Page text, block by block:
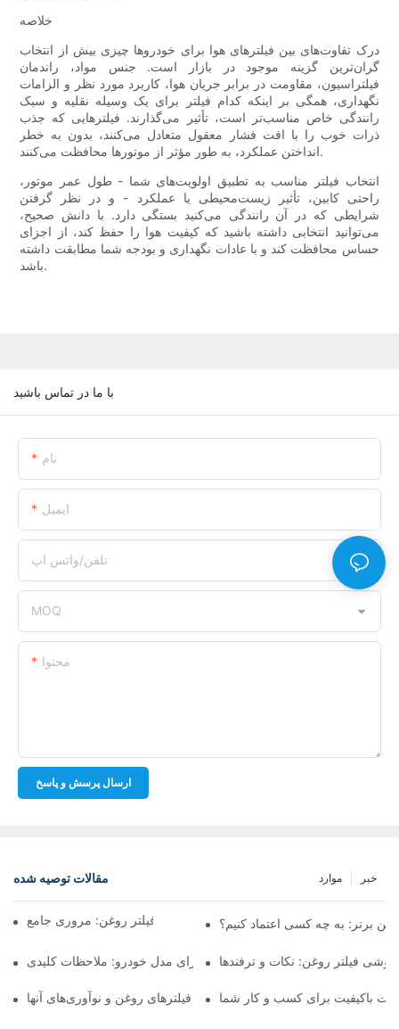
خلاصه
درک تفاوت‌های بین فیلترهای هوا برای خودروها چیزی بیش از انتخاب
گران‌ترین گزینه موجود در بازار است. جنس مواد، راندمان
فیلتراسیون، مقاومت در برابر جریان هوا، کاربرد مورد نظر و الزامات
نگهداری، همگی بر اینکه کدام فیلتر برای یک وسیله نقلیه و سبک
رانندگی خاص مناسب‌تر است، تأثیر می‌گذارند. فیلترهایی که جذب
ذرات خوب را با افت فشار معقول متعادل می‌کنند، بدون به خطر
انداختن عملکرد، به طور مؤثر از موتورها محافظت می‌کنند.
انتخاب فیلتر مناسب به تطبیق اولویت‌های شما - طول عمر موتور،
راحتی کابین، تأثیر زیست‌محیطی یا عملکرد - و در نظر گرفتن
شرایطی که در آن رانندگی می‌کنید بستگی دارد. با دانش صحیح،
می‌توانید انتخابی داشته باشید که کیفیت هوا را حفظ کند، از اجزای
حساس محافظت کند و با عادات نگهداری و بودجه شما مطابقت داشته
باشد.
با ما در تماس باشید
نام
ایمیل
تلفن/واتس اپ
MOQ
محتوا
ارسال پرسش و پاسخ
مقالات توصیه شده خبر موارد
شرکت‌های برتر تولیدکننده فیلتر روغن: مروری جامعبرتر: به چه کسی اعتماد کنیم؟
انتخاب فیلتر روغن مناسب برای مدل خودرو: ملاحظات کلیدی
فیلتر روغن: نکات و ترفندها
نگاهی به تولیدکنندگان پیشرو فیلترهای روغن و نوآوری‌های آنها
باکیفیت برای کسب و کار شما